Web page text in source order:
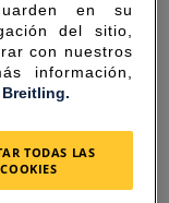
en su
del sitio,
con nuestros
información,
TODAS LAS
COOKIES